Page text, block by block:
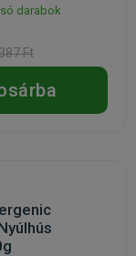
darabok
Ft